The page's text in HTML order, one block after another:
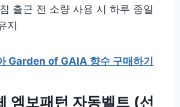
출근 전 소량 사용 시 하루 종일
지
Garden of GAIA 향수 구매하기
엠보패턴 자동벨트 (선